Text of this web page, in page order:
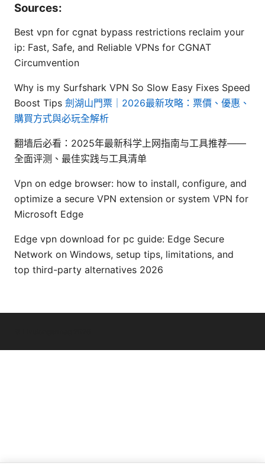
Sources:
Best vpn for cgnat bypass restrictions reclaim your
ip: Fast, Safe, and Reliable VPNs for CGNAT
Circumvention
Why is my Surfshark VPN So Slow Easy Fixes Speed
Boost Tips 劍湖山門票｜2026最新攻略：票價、優惠、
購買方式與必玩全解析
翻墙后必看：2025年最新科学上网指南与工具推荐——
全面评测、最佳实践与工具清单
Vpn on edge browser: how to install, configure, and
optimize a secure VPN extension or system VPN for
Microsoft Edge
Edge vpn download for pc guide: Edge Secure
Network on Windows, setup tips, limitations, and
top third-party alternatives 2026